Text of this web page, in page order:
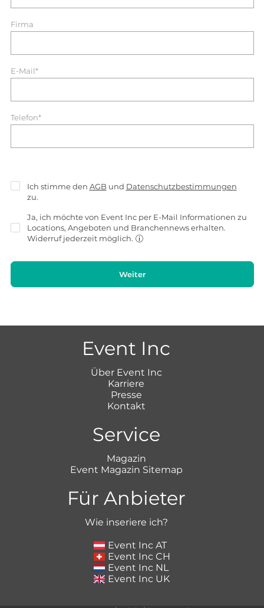
Firma
E-Mail*
Telefon*
Ich stimme den AGB und Datenschutzbestimmungen
zu.
Ja, ich möchte von Event Inc per E-Mail Informationen zu
Locations, Angeboten und Branchennews erhalten.
Widerruf jederzeit möglich.
Weiter
Event Inc
Über Event Inc
Karriere
Presse
Kontakt
Service
Magazin
Event Magazin Sitemap
Für Anbieter
Wie inseriere ich?
Event Inc AT
Event Inc CH
Event Inc NL
Event Inc UK